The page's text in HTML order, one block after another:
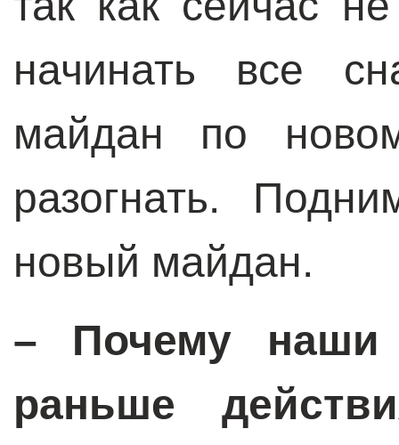
начинать все
майдан по
разогнать.
новый майдан.
– Почему наши
раньше